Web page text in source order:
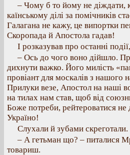
– Чому б то йому не діждати,
каїнському ділі за помічників
Галагана не кажу, це випортки
Скоропада й Апостола гадав!
І розказував про останні
– Ось до чого воно дійшло.
дихнути важко. Його милість
провіант для москалів з нашого
Прилуки везе, Апостол на наші
на тилах нам став, щоб від
Боже потреби, рейтероватися
Україно!
Слухали й зубами скреготали.
– А гетьман що? – питалися
товариш.